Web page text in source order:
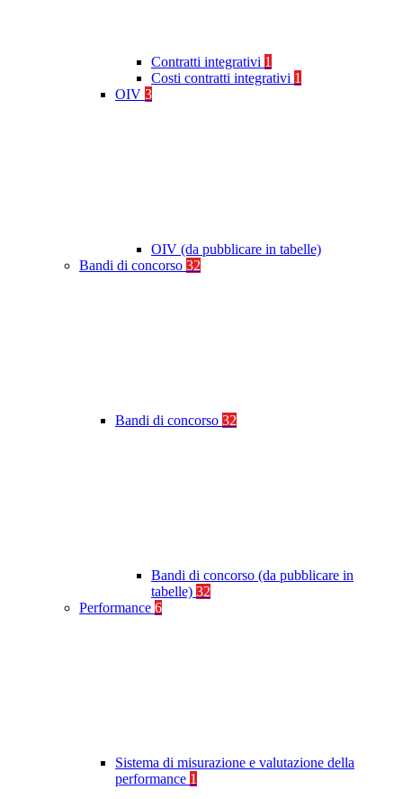
Contratti integrativi 1
Costi contratti integrativi 1
OIV 3
OIV (da pubblicare in tabelle)
Bandi di concorso 32
Bandi di concorso 32
Bandi di concorso (da pubblicare in
tabelle) 32
Performance 6
Sistema di misurazione e valutazione della
performance 1